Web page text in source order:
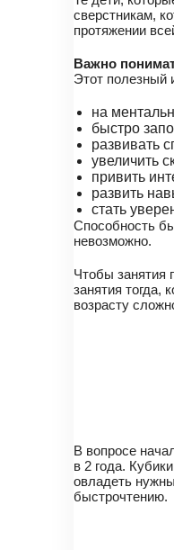
сверстникам,
протяжении
Важно
Этот полезный
на
быстро
развивать
увеличить
привить
развить
стать
Способность
невозможно.
Чтобы занятия
занятия тогда,
возрасту
В вопросе
в 2 года.
овладеть
быстрочтению.